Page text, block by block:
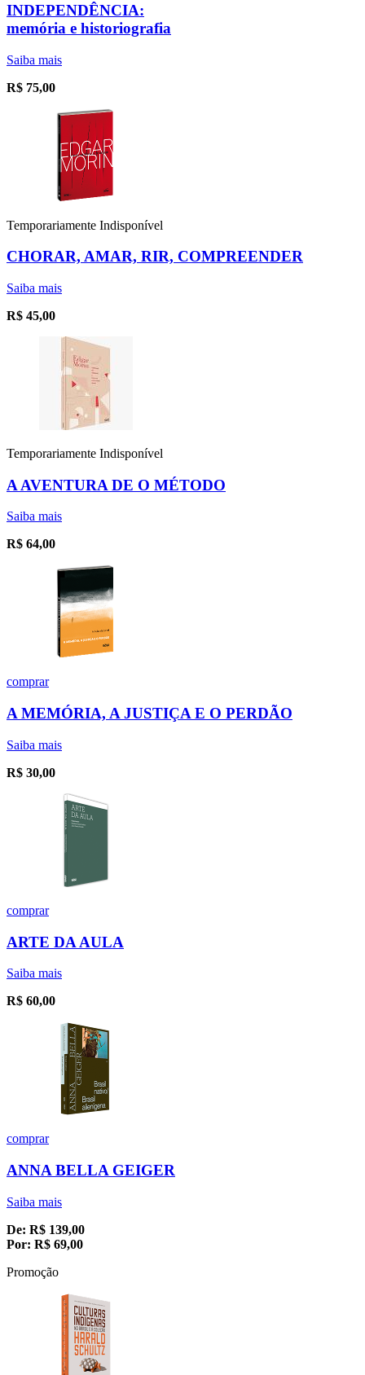
INDEPENDÊNCIA:
memória e historiografia
Saiba mais
R$ 75,00
Temporariamente Indisponível
CHORAR, AMAR, RIR, COMPREENDER
Saiba mais
R$ 45,00
Temporariamente Indisponível
A AVENTURA DE O MÉTODO
Saiba mais
R$ 64,00
comprar
A MEMÓRIA, A JUSTIÇA E O PERDÃO
Saiba mais
R$ 30,00
comprar
ARTE DA AULA
Saiba mais
R$ 60,00
comprar
ANNA BELLA GEIGER
Saiba mais
De: R$ 139,00
Por: R$ 69,00
Promoção